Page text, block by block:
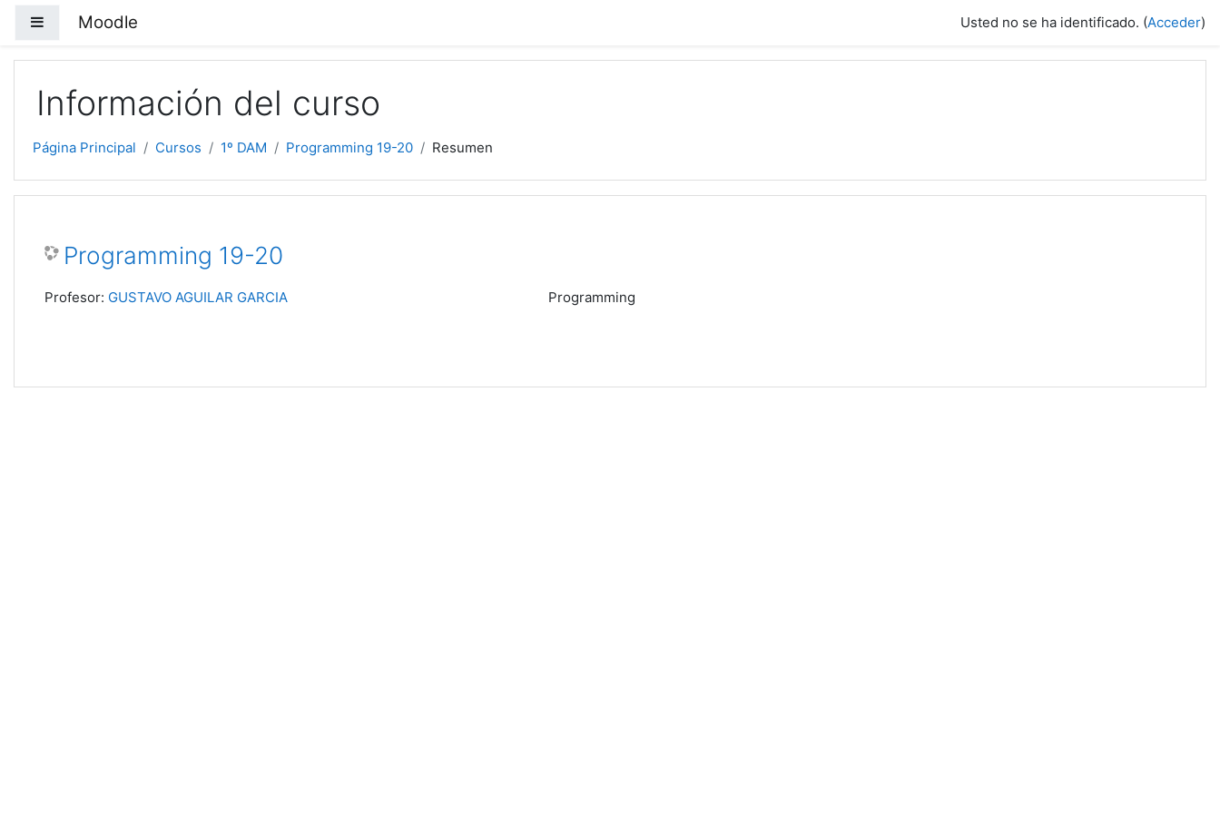
Panel lateral
Moodle Usted no se ha identificado. (Acceder)
Información del curso
Página Principal Cursos 1º DAM Programming 19-20 Resumen
Programming 19-20
Programming
Profesor: GUSTAVO AGUILAR GARCIA